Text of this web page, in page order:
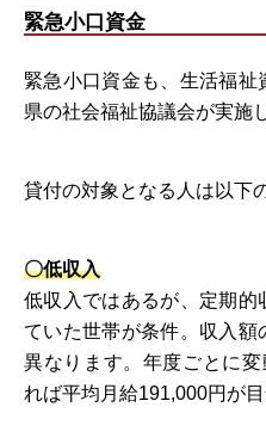
緊急小口資金
緊急小口資金も、生活福
県の社会福祉協議会が実施
貸付の対象となる人は以下
〇低収入
低収入ではあるが、定期的
ていた世帯が条件。収入額
異なります。年度ごとに
れば平均月給191,000円が目